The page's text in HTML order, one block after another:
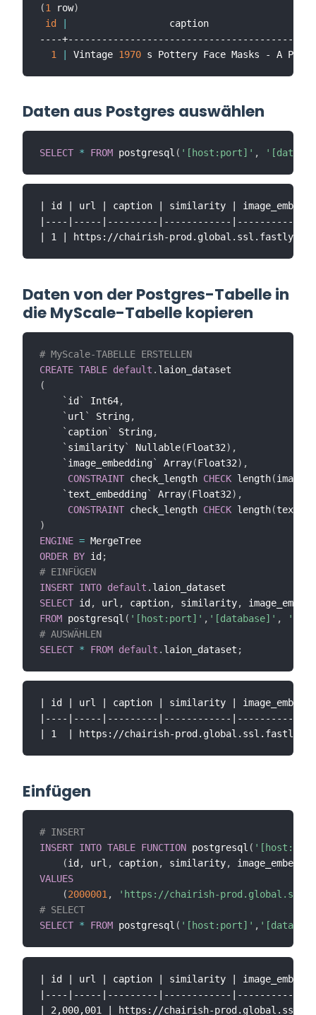
(1 row)
id
|
                  caption
----+--------------------------------------------
1
| Vintage 1970
Daten aus Postgres auswählen
SELECT * FROM postgresql ( '[host:port]' ,
| id | url | caption | similarity |
|----|-----|---------|------------
Daten von der Postgres-Tabelle in
die MyScale-Tabelle kopieren
# MyScale-TABELLE ERSTELLEN
CREATE TABLE default .
(
` id` Int64,
` url ` String,
` caption` String,
` similarity` Nullable(Float32) ,
` image_embedding` Array(Float32) ,
CONSTRAINT check_length CHECK length(
` text_embedding` Array(Float32) ,
CONSTRAINT check_length CHECK length(
)
ENGINE =
ORDER BY id;
# EINFÜGEN
INSERT INTO default .
SELECT id, url , caption, similarity,
FROM postgresql ( '[host:port]' , '[database]' ,
# AUSWÄHLEN
SELECT * FROM default . laion_dataset ;
| id | url | caption | similarity |
|----|-----|---------|------------
Einfügen
# INSERT
INSERT INTO TABLE FUNCTION postgresql (
(id , url , caption, similarity,
VALUES
(2000001,
'https://chairish-
# SELECT
SELECT * FROM postgresql ( '[host:port]' ,
| id | url | caption | similarity |
|----|-----|---------|------------